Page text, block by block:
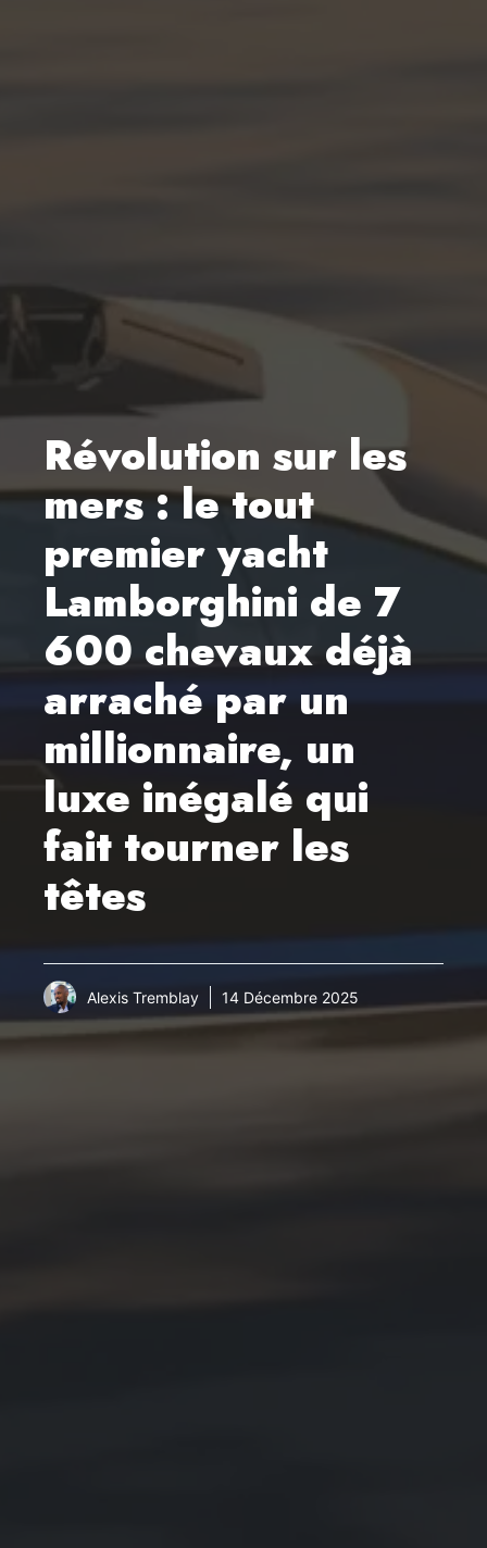
Révolution sur les
mers : le tout
premier yacht
Lamborghini de 7
600 chevaux déjà
arraché par un
millionnaire, un
luxe inégalé qui
fait tourner les
têtes
Alexis Tremblay 14 Décembre 2025